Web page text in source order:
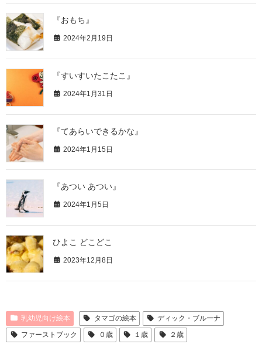
『おもち』
2024年2月19日
『すいすいたこたこ』
2024年1月31日
『てあらいできるかな』
2024年1月15日
『あつい あつい』
2024年1月5日
ひよこ どこどこ
2023年12月8日
乳幼児向け絵本 タマゴの絵本
ディック・ブルーナ
ファーストブック
０歳 １歳 ２歳